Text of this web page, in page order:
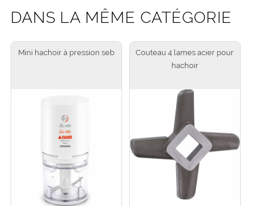
DANS LA MÊME CATÉGORIE
Mini hachoir à pression seb
Couteau 4 lames acier pour
hachoir